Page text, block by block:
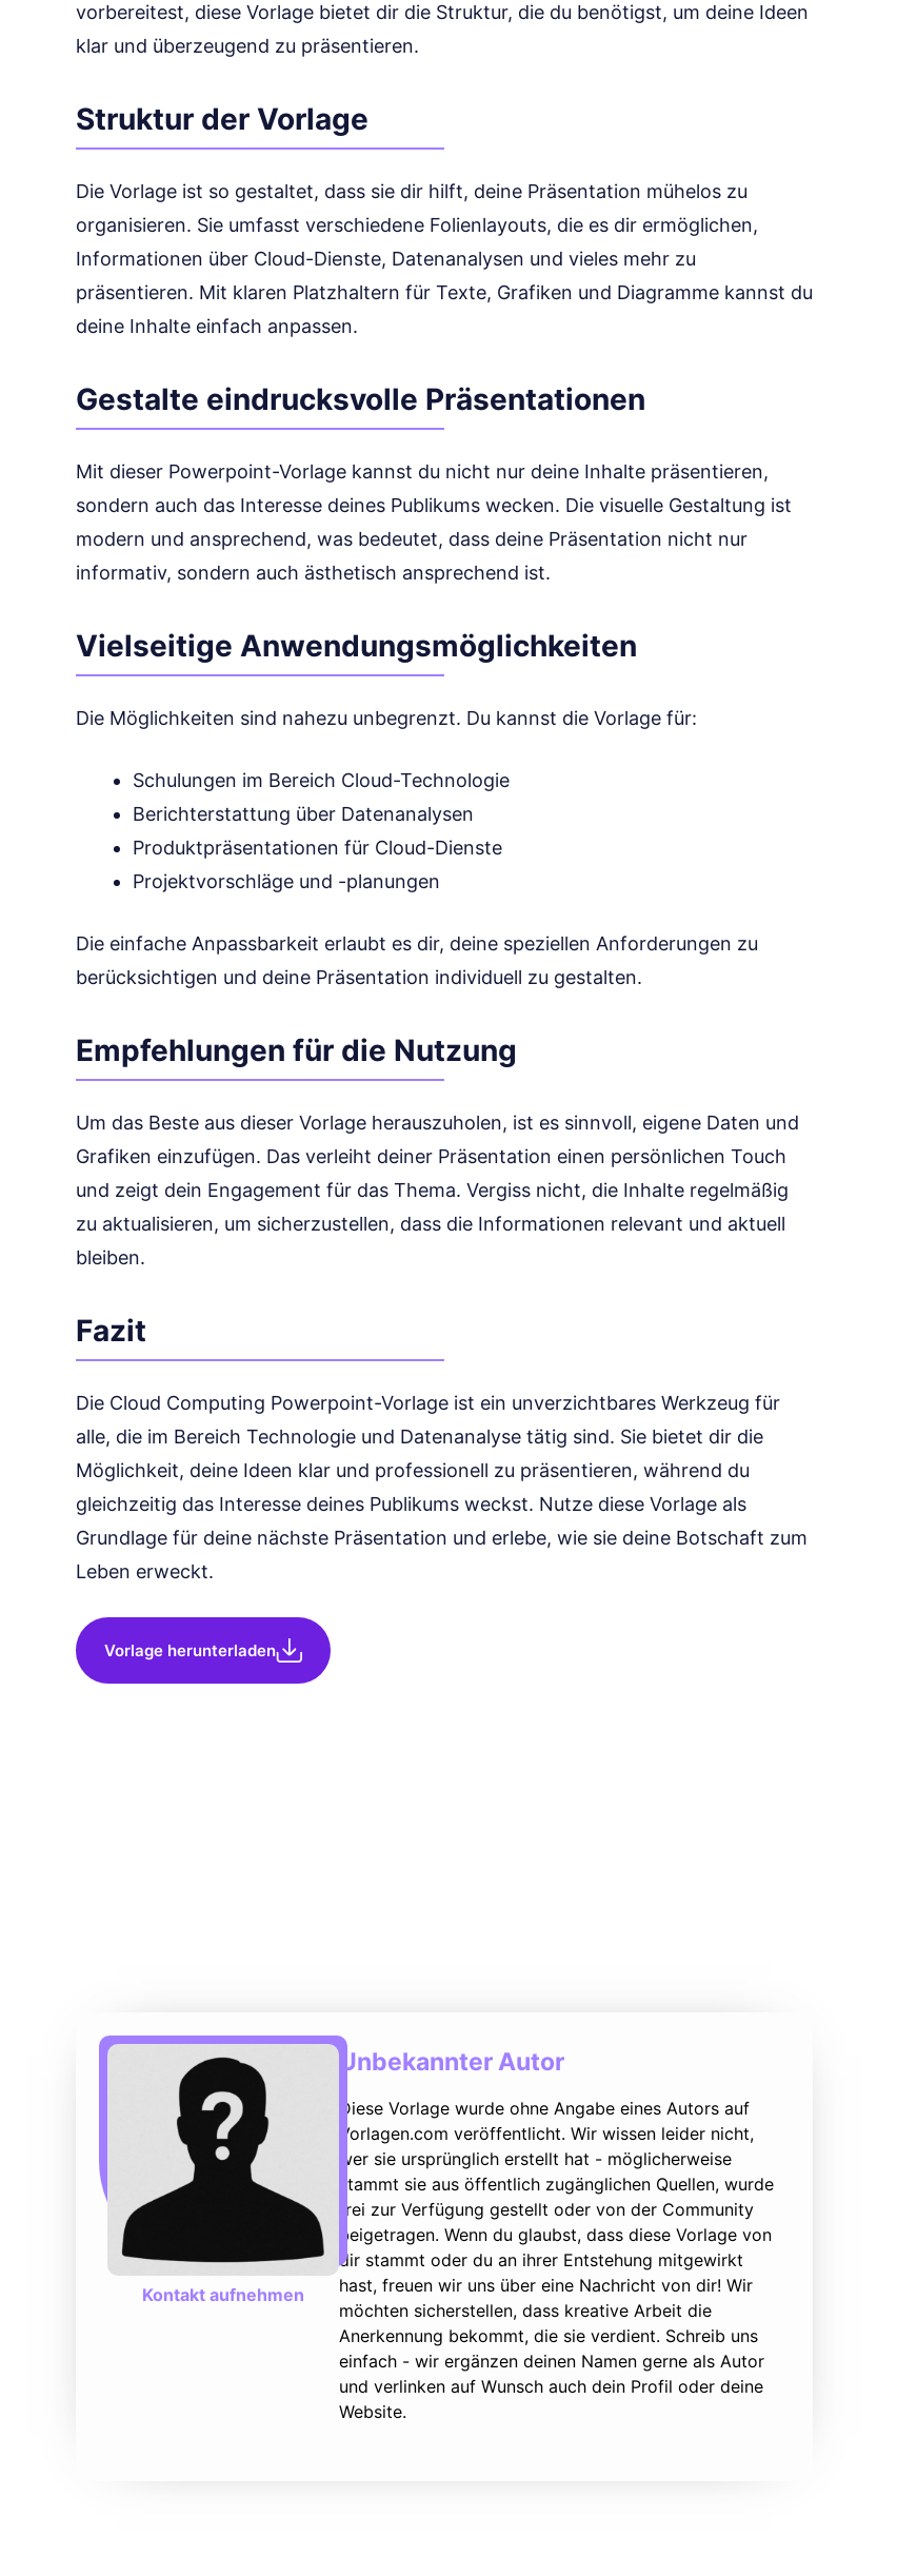
vorbereitest, diese Vorlage bietet dir die Struktur, die du benötigst, um deine Ideen
klar und überzeugend zu präsentieren.
Struktur der Vorlage
Die Vorlage ist so gestaltet, dass sie dir hilft, deine Präsentation mühelos zu
organisieren. Sie umfasst verschiedene Folienlayouts, die es dir ermöglichen,
Informationen über Cloud-Dienste, Datenanalysen und vieles mehr zu
präsentieren. Mit klaren Platzhaltern für Texte, Grafiken und Diagramme kannst du
deine Inhalte einfach anpassen.
Gestalte eindrucksvolle Präsentationen
Mit dieser Powerpoint-Vorlage kannst du nicht nur deine Inhalte präsentieren,
sondern auch das Interesse deines Publikums wecken. Die visuelle Gestaltung ist
modern und ansprechend, was bedeutet, dass deine Präsentation nicht nur
informativ, sondern auch ästhetisch ansprechend ist.
Vielseitige Anwendungsmöglichkeiten
Die Möglichkeiten sind nahezu unbegrenzt. Du kannst die Vorlage für:
Schulungen im Bereich Cloud-Technologie
Berichterstattung über Datenanalysen
Produktpräsentationen für Cloud-Dienste
Projektvorschläge und -planungen
Die einfache Anpassbarkeit erlaubt es dir, deine speziellen Anforderungen zu
berücksichtigen und deine Präsentation individuell zu gestalten.
Empfehlungen für die Nutzung
Um das Beste aus dieser Vorlage herauszuholen, ist es sinnvoll, eigene Daten und
Grafiken einzufügen. Das verleiht deiner Präsentation einen persönlichen Touch
und zeigt dein Engagement für das Thema. Vergiss nicht, die Inhalte regelmäßig
zu aktualisieren, um sicherzustellen, dass die Informationen relevant und aktuell
bleiben.
Fazit
Die Cloud Computing Powerpoint-Vorlage ist ein unverzichtbares Werkzeug für
alle, die im Bereich Technologie und Datenanalyse tätig sind. Sie bietet dir die
Möglichkeit, deine Ideen klar und professionell zu präsentieren, während du
gleichzeitig das Interesse deines Publikums weckst. Nutze diese Vorlage als
Grundlage für deine nächste Präsentation und erlebe, wie sie deine Botschaft zum
Leben erweckt.
Vorlage herunterladen
Kontakt aufnehmen
Unbekannter Autor
Diese Vorlage wurde ohne Angabe eines Autors auf
Vorlagen.com veröffentlicht. Wir wissen leider nicht,
wer sie ursprünglich erstellt hat - möglicherweise
stammt sie aus öffentlich zugänglichen Quellen, wurde
frei zur Verfügung gestellt oder von der Community
beigetragen. Wenn du glaubst, dass diese Vorlage von
dir stammt oder du an ihrer Entstehung mitgewirkt
hast, freuen wir uns über eine Nachricht von dir! Wir
möchten sicherstellen, dass kreative Arbeit die
Anerkennung bekommt, die sie verdient. Schreib uns
einfach - wir ergänzen deinen Namen gerne als Autor
und verlinken auf Wunsch auch dein Profil oder deine
Website.